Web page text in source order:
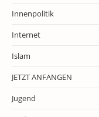
Innenpolitik
Internet
Islam
JETZT ANFANGEN
Jugend